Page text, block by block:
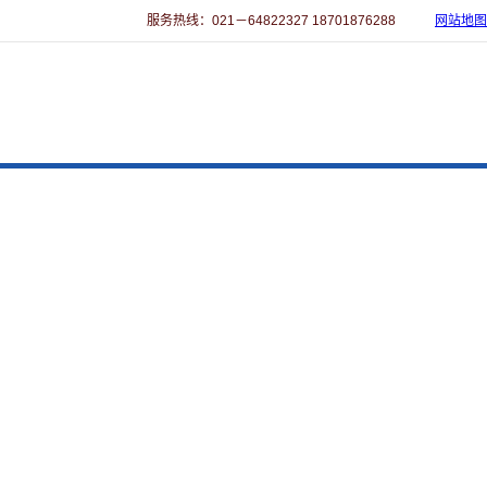
服务热线：021－64822327 18701876288 网站地图